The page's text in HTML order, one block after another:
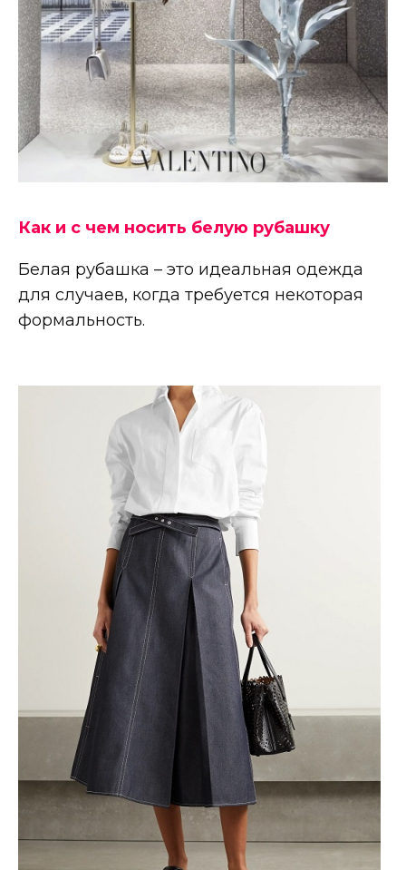
Как и с чем носить белую рубашку
Белая рубашка – это идеальная одежда
для случаев, когда требуется некоторая
формальность.